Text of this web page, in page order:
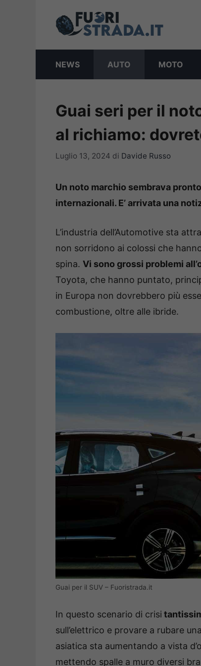
NEWS AUTO MOTO
Guai seri per il
al richiamo:
Luglio 13, 2024 di Davide Russo
Un noto marchio sembrava
internazionali. E’ arrivata una
L’industria dell’Automotive sta
non sorridono ai colossi che
spina. Vi sono grossi problemi
Toyota, che hanno puntato,
in Europa non dovrebbero più
combustione, oltre alle ibride.
Guai per il SUV – Fuoristrada.it
In questo scenario di crisi
sull’elettrico e provare a rubare
asiatica sta aumentando a vista
mettendo spalle a muro diversi